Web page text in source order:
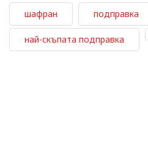
шафран подправка
най-скъпата подправка